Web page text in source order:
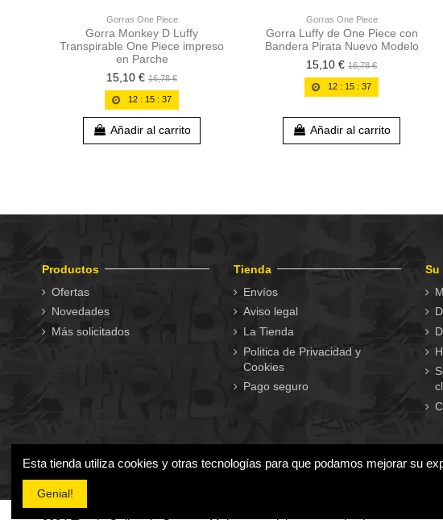
Gorras One Piece
Gorra Monkey D Luffy
Transpirable One Piece impreso
en Parche
15,10 € 16,78 €
12 :15 :36
Añadir al carrito
Gorras One Piece
Gorra Luffy de One Piece con
Bandera Pirata Nuevo Modelo
15,10 € 16,78 €
12 :15 :36
Añadir al carrito
Productos
Ofertas
Novedades
Más solicitados
Tienda
Envíos
Aviso legal
La Tienda
Politica de Privacidad y
Cookies
Pago seguro
Su
Esta tienda utiliza cookies y otras tecnologías para que podamos mejorar su
Genial!